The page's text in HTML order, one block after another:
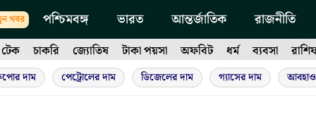
খবর পশ্চিমবঙ্গ ভারত আন্তর্জাতিক রাজনীতি
টেক চাকরি জ্যোতিষ টাকা পয়সা অফবিট ধর্ম ব্যবসা
দাম পেট্রোলের দাম ডিজেলের দাম গ্যাসের দাম